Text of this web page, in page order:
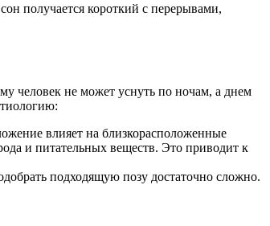
получается короткий с перерывами,
человек не может уснуть по ночам, а днем
влияет на близкорасположенные
и питательных веществ. Это приводит к
подходящую позу достаточно сложно.